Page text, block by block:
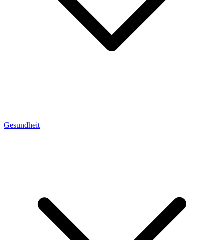
Gesundheit